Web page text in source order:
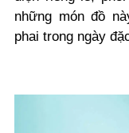
những món đồ
phai trong ngày